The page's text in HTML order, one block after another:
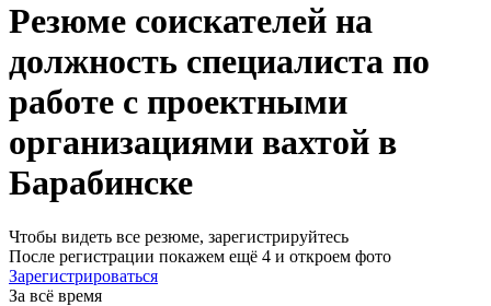
Резюме соискателей на
должность специалиста по
работе с проектными
организациями вахтой в
Барабинске
Чтобы видеть все резюме, зарегистрируйтесь
После регистрации покажем ещё 4 и откроем фото
Зарегистрироваться
За всё время